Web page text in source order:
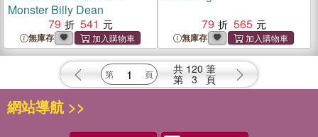
Monster Billy Dean
79
541
無庫存
79
565
無庫存
共 120 筆
第 3 頁
網站導航 >>